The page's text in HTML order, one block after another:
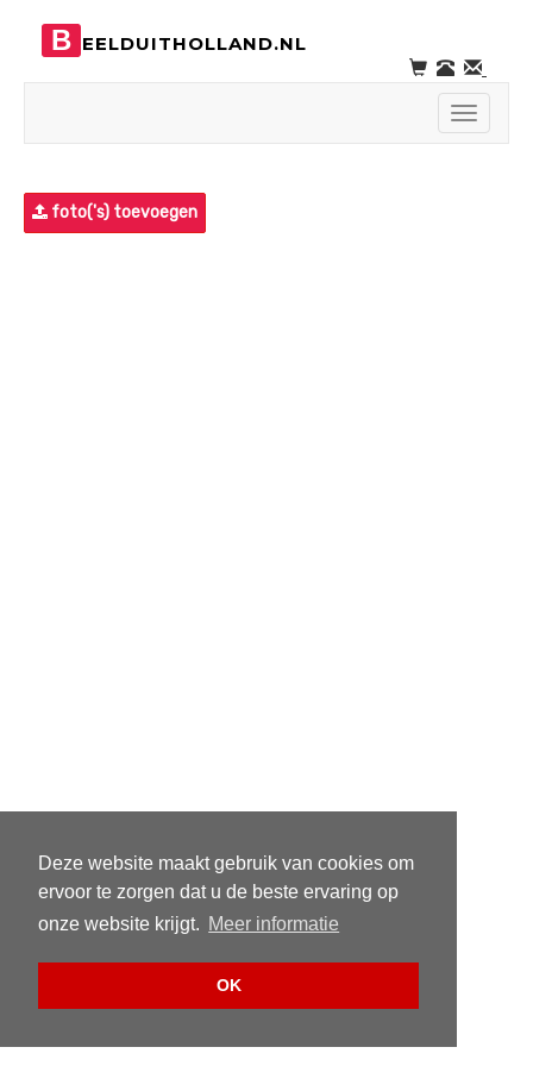
Deze website maakt gebruik van cookies om
ervoor te zorgen dat u de beste ervaring op
onze website krijgt. Meer informatie
OK
B EELDUITHOLLAND.NL
Toggle
foto('s) toevoegen